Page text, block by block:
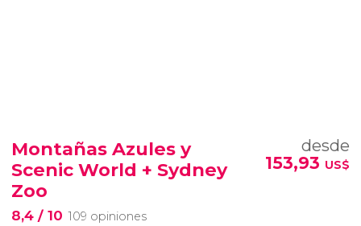
Montañas Azules y
Scenic World + Sydney
Zoo
8,4 / 10 109 opiniones
desde
153,93 US$